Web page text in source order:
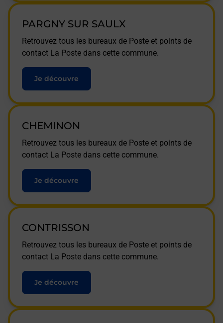
PARGNY SUR SAULX
Retrouvez tous les bureaux de Poste et points de
contact La Poste dans cette commune.
Je découvre
CHEMINON
Retrouvez tous les bureaux de Poste et points de
contact La Poste dans cette commune.
Je découvre
CONTRISSON
Retrouvez tous les bureaux de Poste et points de
contact La Poste dans cette commune.
Je découvre